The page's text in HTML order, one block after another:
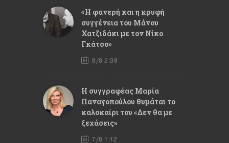
«Η φανερή και η κρυφή
συγγένεια του Μάνου
Χατζιδάκι με τον Νίκο
Γκάτσο»
8/8 2:38
Η συγγραφέας Μαρία
Παναγοπούλου θυμάται το
καλοκαίρι του «Δεν θα με
ξεχάσεις»
7/8 1:12